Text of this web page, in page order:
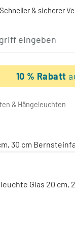
& sicherer
10 % Rabatt
& Hängeleuchten